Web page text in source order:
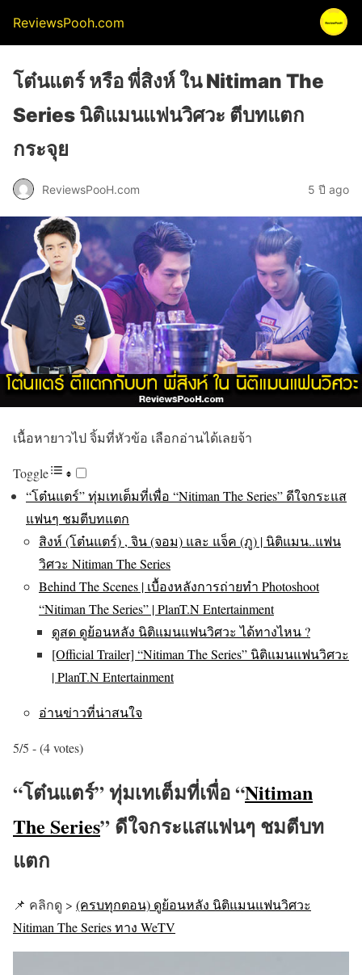
ReviewsPooh.com
โต๋นแตร์ หรือ พี่สิงห์ ใน Nitiman The
Series นิติแมนแฟนวิศวะ ตีบทแตก
กระจุย
ReviewsPooH.com 5 ปี ago
เนื้อหายาวไป จิ้มที่หัวข้อ เลือกอ่านได้เลยจ้า
Toggle
“โต๋นแตร์” ทุ่มเทเต็มที่เพื่อ “Nitiman The Series” ดีใจกระแส
แฟนๆ ชมตีบทแตก
สิงห์ (โต๋นแตร์) , จิน (จอม) และ แจ็ค (ภู) | นิติแมน..แฟน
วิศวะ Nitiman The Series
Behind The Scenes | เบื้องหลังการถ่ายทำ Photoshoot
“Nitiman The Series” | PlanT.N Entertainment
ดูสด ดูย้อนหลัง นิติแมนแฟนวิศวะ ได้ทางไหน ?
[Official Trailer] “Nitiman The Series” นิติแมนแฟนวิศวะ
| PlanT.N Entertainment
อ่านข่าวที่น่าสนใจ
5/5 - (4 votes)
“โต๋นแตร์” ทุ่มเทเต็มที่เพื่อ “Nitiman
The Series” ดีใจกระแสแฟนๆ ชมตีบท
แตก
📌 คลิกดู > (ครบทุกตอน) ดูย้อนหลัง นิติแมนแฟนวิศวะ
Nitiman The Series ทาง WeTV